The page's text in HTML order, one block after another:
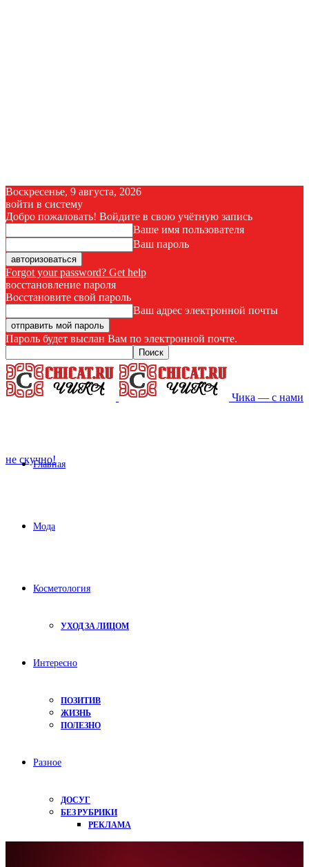
Воскресенье, 9 августа, 2026
войти в систему
Добро пожаловать! Войдите в свою учётную запись
Ваше имя пользователя
Ваш пароль
Forgot your password? Get help
восстановление пароля
Восстановите свой пароль
Ваш адрес электронной почты
Пароль будет выслан Вам по электронной почте.
Чика — с нами
не скучно!
Главная
Мода
Косметология
УХОД ЗА ЛИЦОМ
Интересно
ПОЗИТИВ
ЖИЗНЬ
ПОЛЕЗНО
Разное
ДОСУГ
БЕЗ РУБРИКИ
РЕКЛАМА